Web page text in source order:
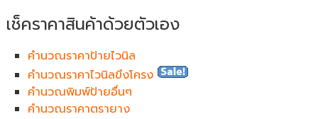
เช็คราคาสินค้าด้วยตัวเอง
คำนวณราคาป้ายไวนิล
คำนวณราคาไวนิลขึงโครง
คำนวณพิมพ์ป้ายอื่นๆ
คำนวณราคาตรายาง